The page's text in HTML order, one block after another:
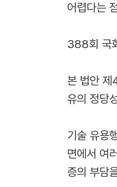
어렵다는
388회 국
본 법안 제
유의 정당
기술 유용
면에서 여
증의 부담